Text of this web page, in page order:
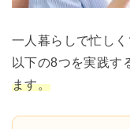
一人暮らしで忙し
以下の8つを実践す
ます。